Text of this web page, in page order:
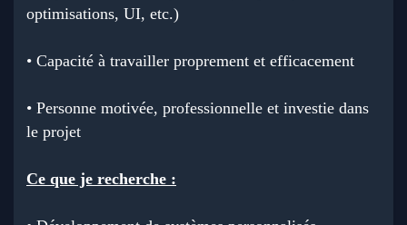
optimisations, UI, etc.)
• Capacité à travailler proprement et efficacement
• Personne motivée, professionnelle et investie dans
le projet
Ce que je recherche :